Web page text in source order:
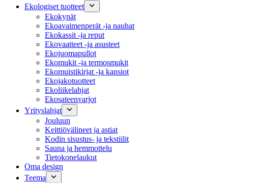
Ekologiset tuotteet
Ekokynät
Ekoavaimenperät -ja nauhat
Ekokassit -ja reput
Ekovaatteet -ja asusteet
Ekojuomapullot
Ekomukit -ja termosmukit
Ekomuistikirjat -ja kansiot
Ekojakotuotteet
Ekoliikelahjat
Ekosateenvarjot
Yrityslahjat
Jouluun
Keittiövälineet ja astiat
Kodin sisustus- ja tekstiilit
Sauna ja hemmottelu
Tietokonelaukut
Oma design
Teema